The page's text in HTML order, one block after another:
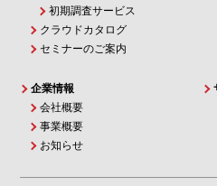
初期調査サービス
クラウドカタログ
セミナーのご案内
企業情報
会社概要
事業概要
お知らせ